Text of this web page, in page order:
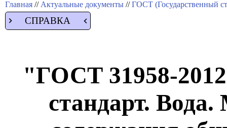
Главная // Актуальные документы //ГОСТ (Государственный
СПРАВКА
"ГОСТ 31958-
стандарт.